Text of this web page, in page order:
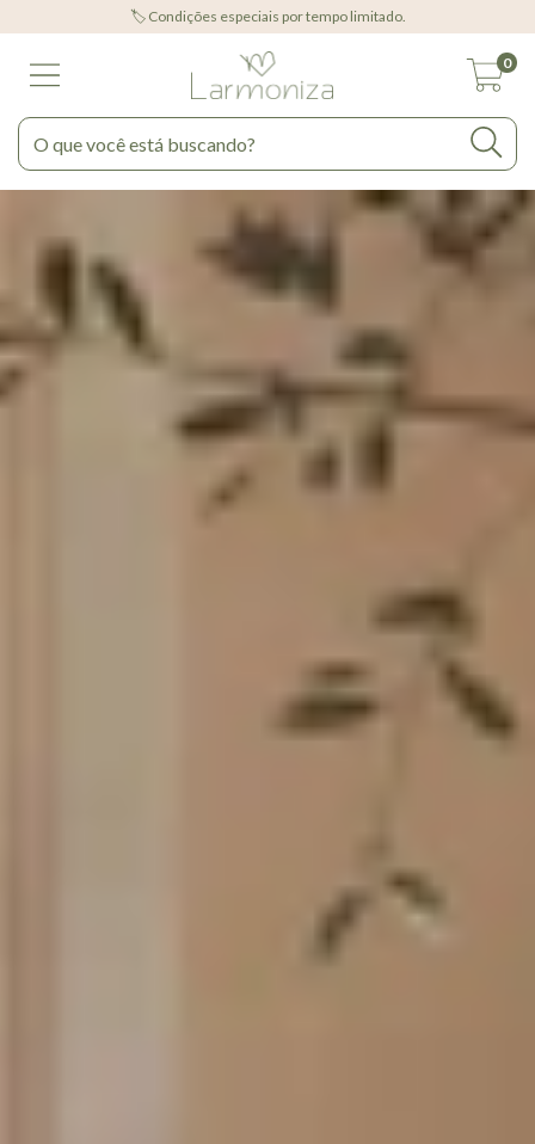
🏷️ Condições especiais por tempo limitado.
0